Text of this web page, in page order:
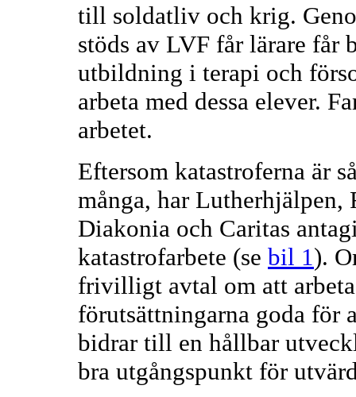
till soldatliv och krig.
stöds av LVF får lärare får
utbildning i terapi och
arbeta med dessa elever.
arbetet.
Eftersom katastroferna är
många, har Lutherhjälpen,
Diakonia och Caritas
katastrofarbete (se bil 1).
frivilligt avtal om att
förutsättningarna goda för
bidrar till en hållbar
bra utgångspunkt för